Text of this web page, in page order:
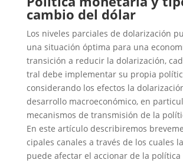
cambio del dólar
Los niveles parciales de dolarización
una si­tua­ción óp­ti­ma pa­ra una
tran­si­ción a reducir la dolarización,
tral debe im­ple­men­tar su propia
con­si­de­ran­do los efec­tos la
desarrollo ma­croe­co­nó­mi­co, en
me­ca­nis­mos de transmisión de la
En es­te ar­tí­cu­lo des­cri­biremos
ci­pa­les ca­na­les a tra­vés de los cua­les
pue­de afec­tar el ac­cio­nar de la po­lí­ti­ca